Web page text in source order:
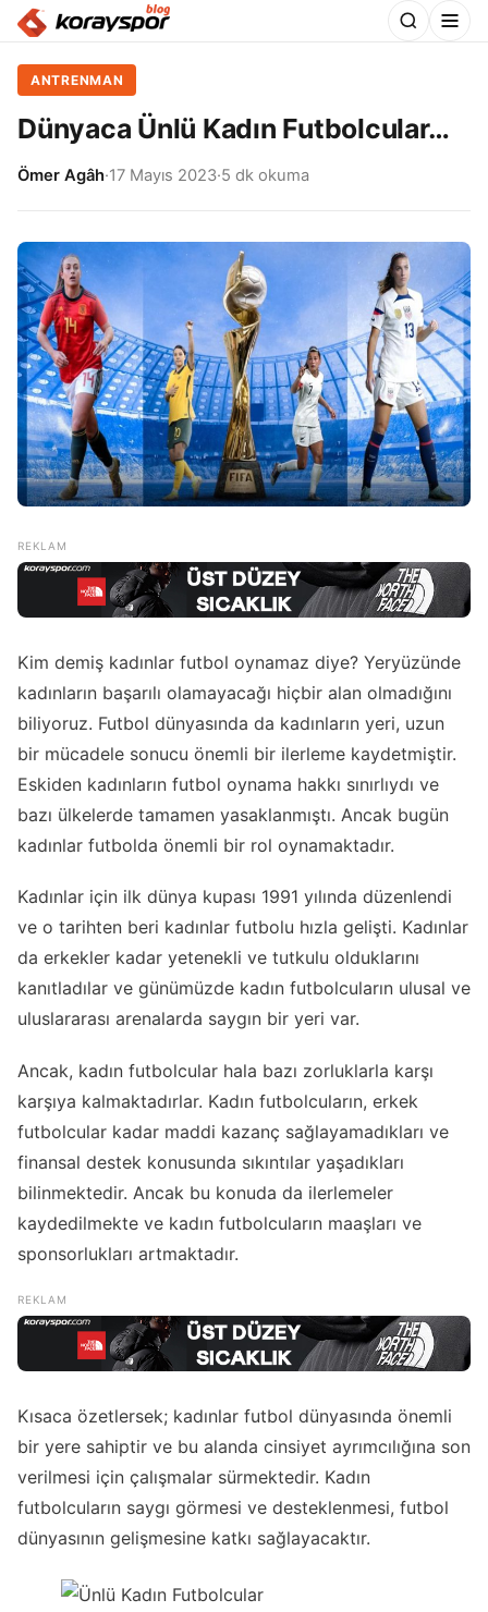
ANTRENMAN
Dünyaca Ünlü Kadın Futbolcular…
Ömer Agâh·17 Mayıs 2023·5 dk okuma
Kim demiş kadınlar futbol oynamaz diye? Yeryüzünde
kadınların başarılı olamayacağı hiçbir alan olmadığını
biliyoruz. Futbol dünyasında da kadınların yeri, uzun
bir mücadele sonucu önemli bir ilerleme kaydetmiştir.
Eskiden kadınların futbol oynama hakkı sınırlıydı ve
bazı ülkelerde tamamen yasaklanmıştı. Ancak bugün
kadınlar futbolda önemli bir rol oynamaktadır.
Kadınlar için ilk dünya kupası 1991 yılında düzenlendi
ve o tarihten beri kadınlar futbolu hızla gelişti. Kadınlar
da erkekler kadar yetenekli ve tutkulu olduklarını
kanıtladılar ve günümüzde kadın futbolcuların ulusal ve
uluslararası arenalarda saygın bir yeri var.
Ancak, kadın futbolcular hala bazı zorluklarla karşı
karşıya kalmaktadırlar. Kadın futbolcuların, erkek
futbolcular kadar maddi kazanç sağlayamadıkları ve
finansal destek konusunda sıkıntılar yaşadıkları
bilinmektedir. Ancak bu konuda da ilerlemeler
kaydedilmekte ve kadın futbolcuların maaşları ve
sponsorlukları artmaktadır.
Kısaca özetlersek; kadınlar futbol dünyasında önemli
bir yere sahiptir ve bu alanda cinsiyet ayrımcılığına son
verilmesi için çalışmalar sürmektedir. Kadın
futbolcuların saygı görmesi ve desteklenmesi, futbol
dünyasının gelişmesine katkı sağlayacaktır.